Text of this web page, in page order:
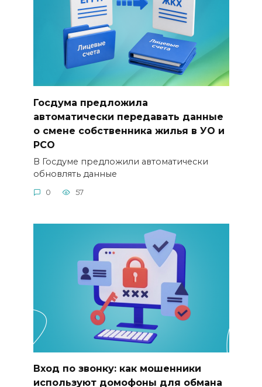
Госдума предложила
автоматически передавать данные
о смене собственника жилья в УО и
РСО
В Госдуме предложили автоматически
обновлять данные
0 57
Вход по звонку: как мошенники
используют домофоны для обмана